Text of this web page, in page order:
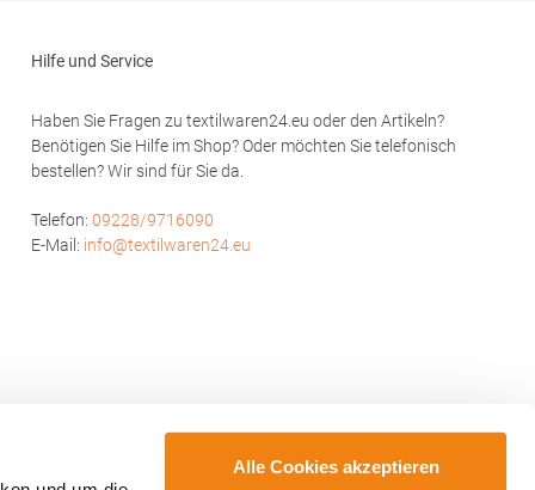
Alle Cookies akzeptieren
O,
Hilfe und Service
Haben Sie Fragen zu textilwaren24.eu oder den Artikeln?
Benötigen Sie Hilfe im Shop? Oder möchten Sie telefonisch
bestellen? Wir sind für Sie da.
Telefon: 09228/9716090
E-Mail: info@textilwaren24.eu